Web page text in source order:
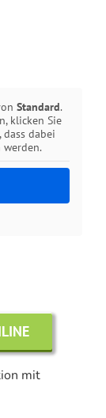
Standard.
klicken Sie
dabei
mit